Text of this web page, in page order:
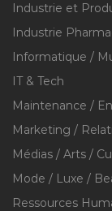
Industrie et
Industrie
Informatique /
IT & Tech
Maintenance /
Marketing /
Médias / Arts /
Mode / Luxe /
Ressources